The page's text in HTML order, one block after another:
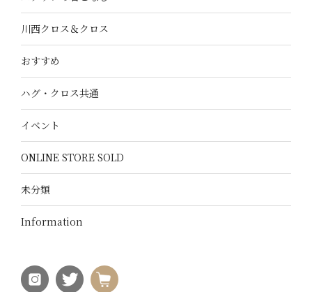
川西クロス＆クロス
おすすめ
ハグ・クロス共通
イベント
ONLINE STORE SOLD
未分類
Information